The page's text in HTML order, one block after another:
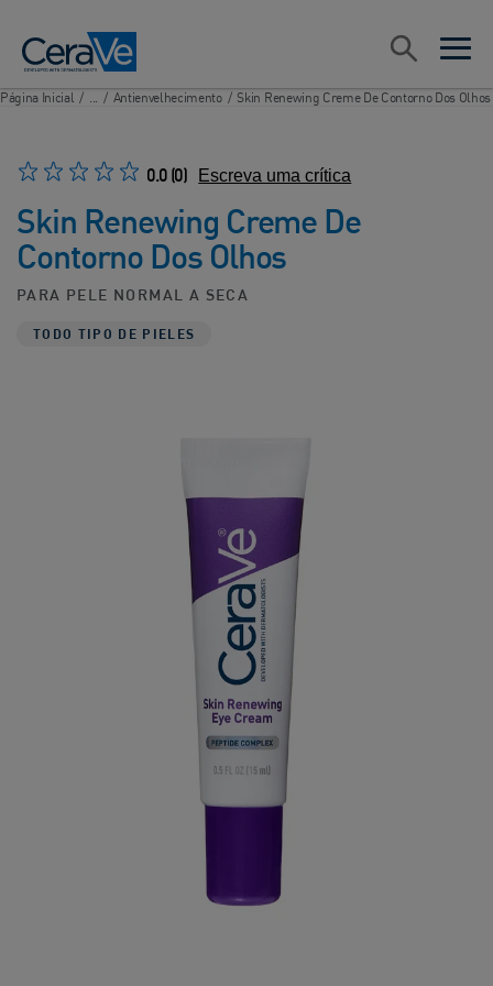
open
open
Pesquisar
Página Inicial / ... / Antienvelhecimento / Skin Renewing Creme De Contorno Dos Olhos
0.0 (0) Escreva uma crítica
Skin Renewing Creme De
Contorno Dos Olhos
PARA PELE NORMAL A SECA
TODO TIPO DE PIELES